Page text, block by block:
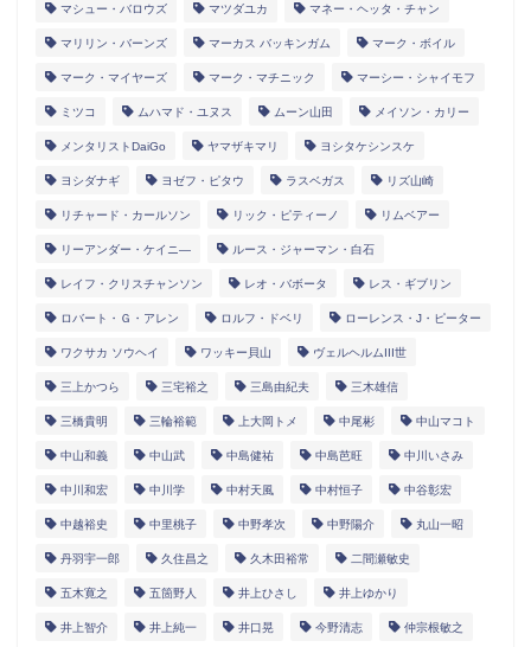
マシュー・バロウズ マツダユカ マネー・ヘッタ・チャン
マリリン・バーンズ マーカス バッキンガム マーク・ボイル
マーク・マイヤーズ マーク・マチニック マーシー・シャイモフ
ミツコ ムハマド・ユヌス ムーン山田 メイソン・カリー
メンタリストDaiGo ヤマザキマリ ヨシタケシンスケ
ヨシダナギ ヨゼフ・ピタウ ラスベガス リズ山崎
リチャード・カールソン リック・ピティーノ リムベアー
リーアンダー・ケイニ― ルース・ジャーマン・白石
レイフ・クリスチャンソン レオ・バボータ レス・ギブリン
ロバート・Ｇ・アレン ロルフ・ドベリ ローレンス・J・ピーター
ワクサカ ソウヘイ ワッキー貝山 ヴェルヘルムIII世
三上かつら 三宅裕之 三島由紀夫 三木雄信
三橋貴明 三輪裕範 上大岡トメ 中尾彬 中山マコト
中山和義 中山武 中島健祐 中島芭旺 中川いさみ
中川和宏 中川学 中村天風 中村恒子 中谷彰宏
中越裕史 中里桃子 中野孝次 中野陽介 丸山一昭
丹羽宇一郎 久住昌之 久木田裕常 二間瀬敏史
五木寛之 五箇野人 井上ひさし 井上ゆかり
井上智介 井上純一 井口晃 今野清志 仲宗根敏之